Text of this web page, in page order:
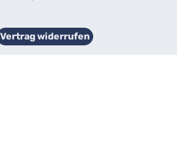
Vertrag widerrufen